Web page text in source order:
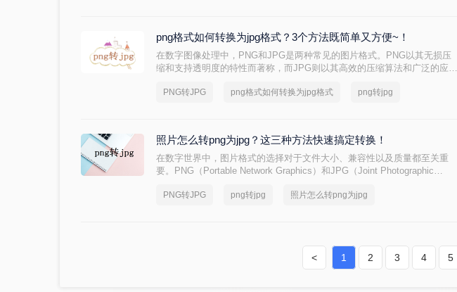
png格式如何转换为jpg格式？3个方法既简单又方便~！
在数字图像处理中，PNG和JPG是两种常见的图片格式。PNG以其无损压
缩和支持透明度的特性而著称，而JPG则以其高效的压缩算法和广泛的应用
格式，以满足特定的需求或优化存储。那么png格式如何转换为jpg格式呢？
PNG转JPG png格式如何转换为jpg格式 png转jpg
照片怎么转png为jpg？这三种方法快速搞定转换！
在数字世界中，图片格式的选择对于文件大小、兼容性以及质量都至关重
要。PNG（Portable Network Graphics）和JPG（Joint Photographic
损压缩和透明背景支持而闻名，而JPG则以较小的文件尺寸和广泛的兼容性
PNG转JPG png转jpg 照片怎么转png为jpg
< 1 2 3 4 5